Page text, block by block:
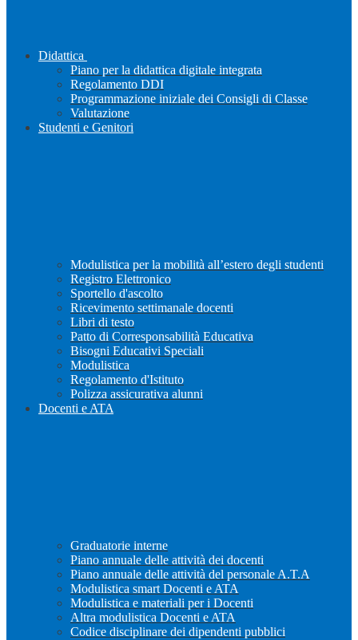
Didattica
Piano per la didattica digitale integrata
Regolamento DDI
Programmazione iniziale dei Consigli di Classe
Valutazione
Studenti e Genitori
Modulistica per la mobilità all’estero degli studenti
Registro Elettronico
Sportello d'ascolto
Ricevimento settimanale docenti
Libri di testo
Patto di Corresponsabilità Educativa
Bisogni Educativi Speciali
Modulistica
Regolamento d'Istituto
Polizza assicurativa alunni
Docenti e ATA
Graduatorie interne
Piano annuale delle attività dei docenti
Piano annuale delle attività del personale A.T.A
Modulistica smart Docenti e ATA
Modulistica e materiali per i Docenti
Altra modulistica Docenti e ATA
Codice disciplinare dei dipendenti pubblici